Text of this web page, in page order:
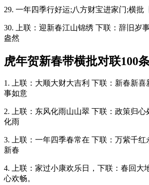
29. 一年四季行好运;八方财宝进家门;横批
30. 上联：迎新春江山锦绣 下联：辞旧岁
盎然
虎年贺新春带横批对联100条
1. 上联：大顺大财大吉利 下联：新春新
事如意
2. 上联：东风化雨山山翠 下联：政策归
化雨
3. 上联：一年四季春常在 下联：万紫千红
新春
4. 上联：家过小康欢乐日，下联：春回大
心欢畅。